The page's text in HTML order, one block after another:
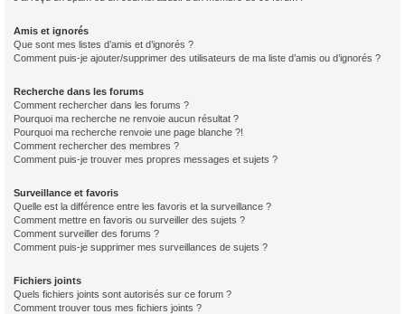
Amis et ignorés
Que sont mes listes d’amis et d’ignorés ?
Comment puis-je ajouter/supprimer des utilisateurs de ma liste d’amis ou d’ignorés ?
Recherche dans les forums
Comment rechercher dans les forums ?
Pourquoi ma recherche ne renvoie aucun résultat ?
Pourquoi ma recherche renvoie une page blanche ?!
Comment rechercher des membres ?
Comment puis-je trouver mes propres messages et sujets ?
Surveillance et favoris
Quelle est la différence entre les favoris et la surveillance ?
Comment mettre en favoris ou surveiller des sujets ?
Comment surveiller des forums ?
Comment puis-je supprimer mes surveillances de sujets ?
Fichiers joints
Quels fichiers joints sont autorisés sur ce forum ?
Comment trouver tous mes fichiers joints ?